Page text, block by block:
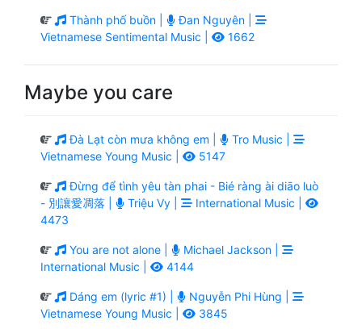
Thành phố buồn |
Đan Nguyên |
Vietnamese Sentimental Music |
1662
Maybe you care
Đà Lạt còn mưa không em |
Tro Music |
Vietnamese Young Music |
5147
Đừng để tình yêu tàn phai - Bié ràng ài diāo luò
- 別讓愛凋落 |
Triệu Vy |
International Music |
4473
You are not alone |
Michael Jackson |
International Music |
4144
Dáng em (lyric #1) |
Nguyễn Phi Hùng |
Vietnamese Young Music |
3845